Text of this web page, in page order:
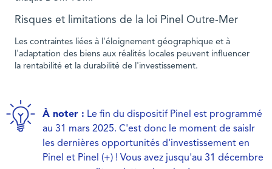
Risques et limitations de la loi Pinel Outre-Mer
Les contraintes liées à l'éloignement géographique et à
l'adaptation des biens aux réalités locales peuvent influencer
la rentabilité et la durabilité de l'investissement.
À noter : Le fin du dispositif Pinel est programmé
au 31 mars 2025. C'est donc le moment de saisIr
les dernières opportunités d'investissement en
Pinel et Pinel (+) ! Vous avez jusqu'au 31 décembre